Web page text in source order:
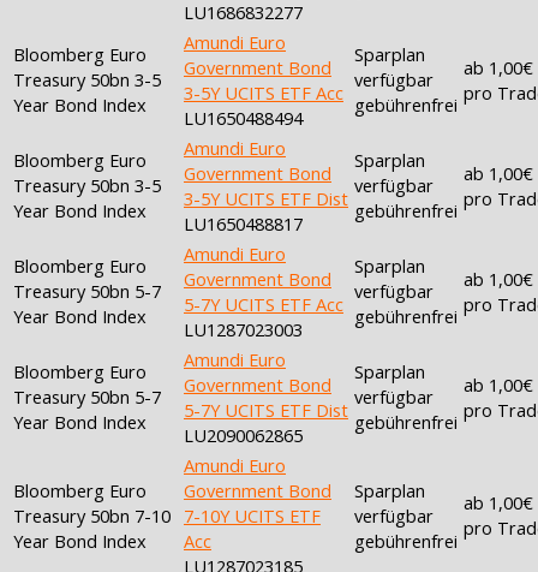
LU1686832277
Bloomberg Euro
Treasury 50bn 3-5
Year Bond Index
Amundi Euro
Government Bond
3-5Y UCITS ETF Acc
LU1650488494
Sparplan
verfügbar
gebührenfrei
ab 1,00€
pro
Bloomberg Euro
Treasury 50bn 3-5
Year Bond Index
Amundi Euro
Government Bond
3-5Y UCITS ETF Dist
LU1650488817
Sparplan
verfügbar
gebührenfrei
ab 1,00€
pro
Bloomberg Euro
Treasury 50bn 5-7
Year Bond Index
Amundi Euro
Government Bond
5-7Y UCITS ETF Acc
LU1287023003
Sparplan
verfügbar
gebührenfrei
ab 1,00€
pro
Bloomberg Euro
Treasury 50bn 5-7
Year Bond Index
Amundi Euro
Government Bond
5-7Y UCITS ETF Dist
LU2090062865
Sparplan
verfügbar
gebührenfrei
ab 1,00€
pro
Bloomberg Euro
Treasury 50bn 7-10
Year Bond Index
Amundi Euro
Government Bond
7-10Y UCITS ETF
Acc
LU1287023185
Sparplan
verfügbar
gebührenfrei
ab 1,00€
pro